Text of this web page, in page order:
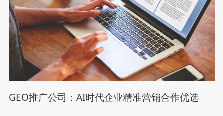
GEO推广公司：AI时代企业精准营销合作优选